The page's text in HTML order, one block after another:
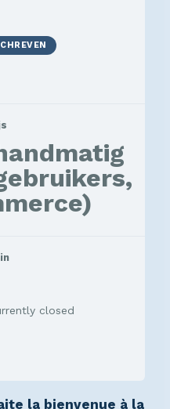
closed
la bienvenue à la